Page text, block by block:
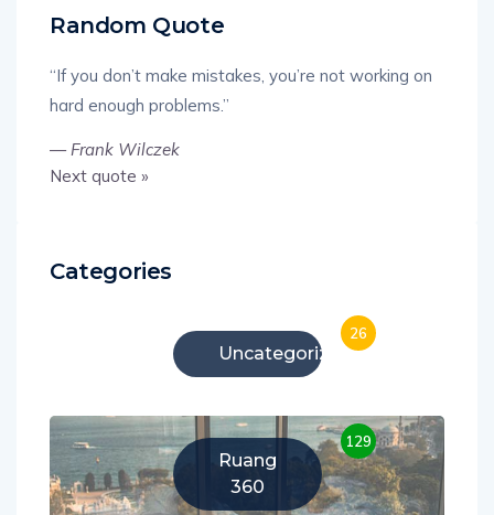
Random Quote
“If you don’t make mistakes, you’re not working on
hard enough problems.”
—Frank Wilczek
Next quote »
Categories
Uncategorized
26
Ruang
360
129